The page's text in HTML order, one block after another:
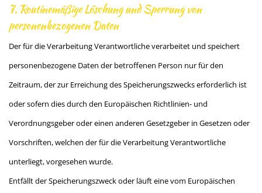
7. Routinemäßige Löschung und Sperrung von
personenbezogenen Daten
Der für die Verarbeitung Verantwortliche verarbeitet und speichert
personenbezogene Daten der betroffenen Person nur für den
Zeitraum, der zur Erreichung des Speicherungszwecks erforderlich ist
oder sofern dies durch den Europäischen Richtlinien- und
Verordnungsgeber oder einen anderen Gesetzgeber in Gesetzen oder
Vorschriften, welchen der für die Verarbeitung Verantwortliche
unterliegt, vorgesehen wurde.
Entfällt der Speicherungszweck oder läuft eine vom Europäischen